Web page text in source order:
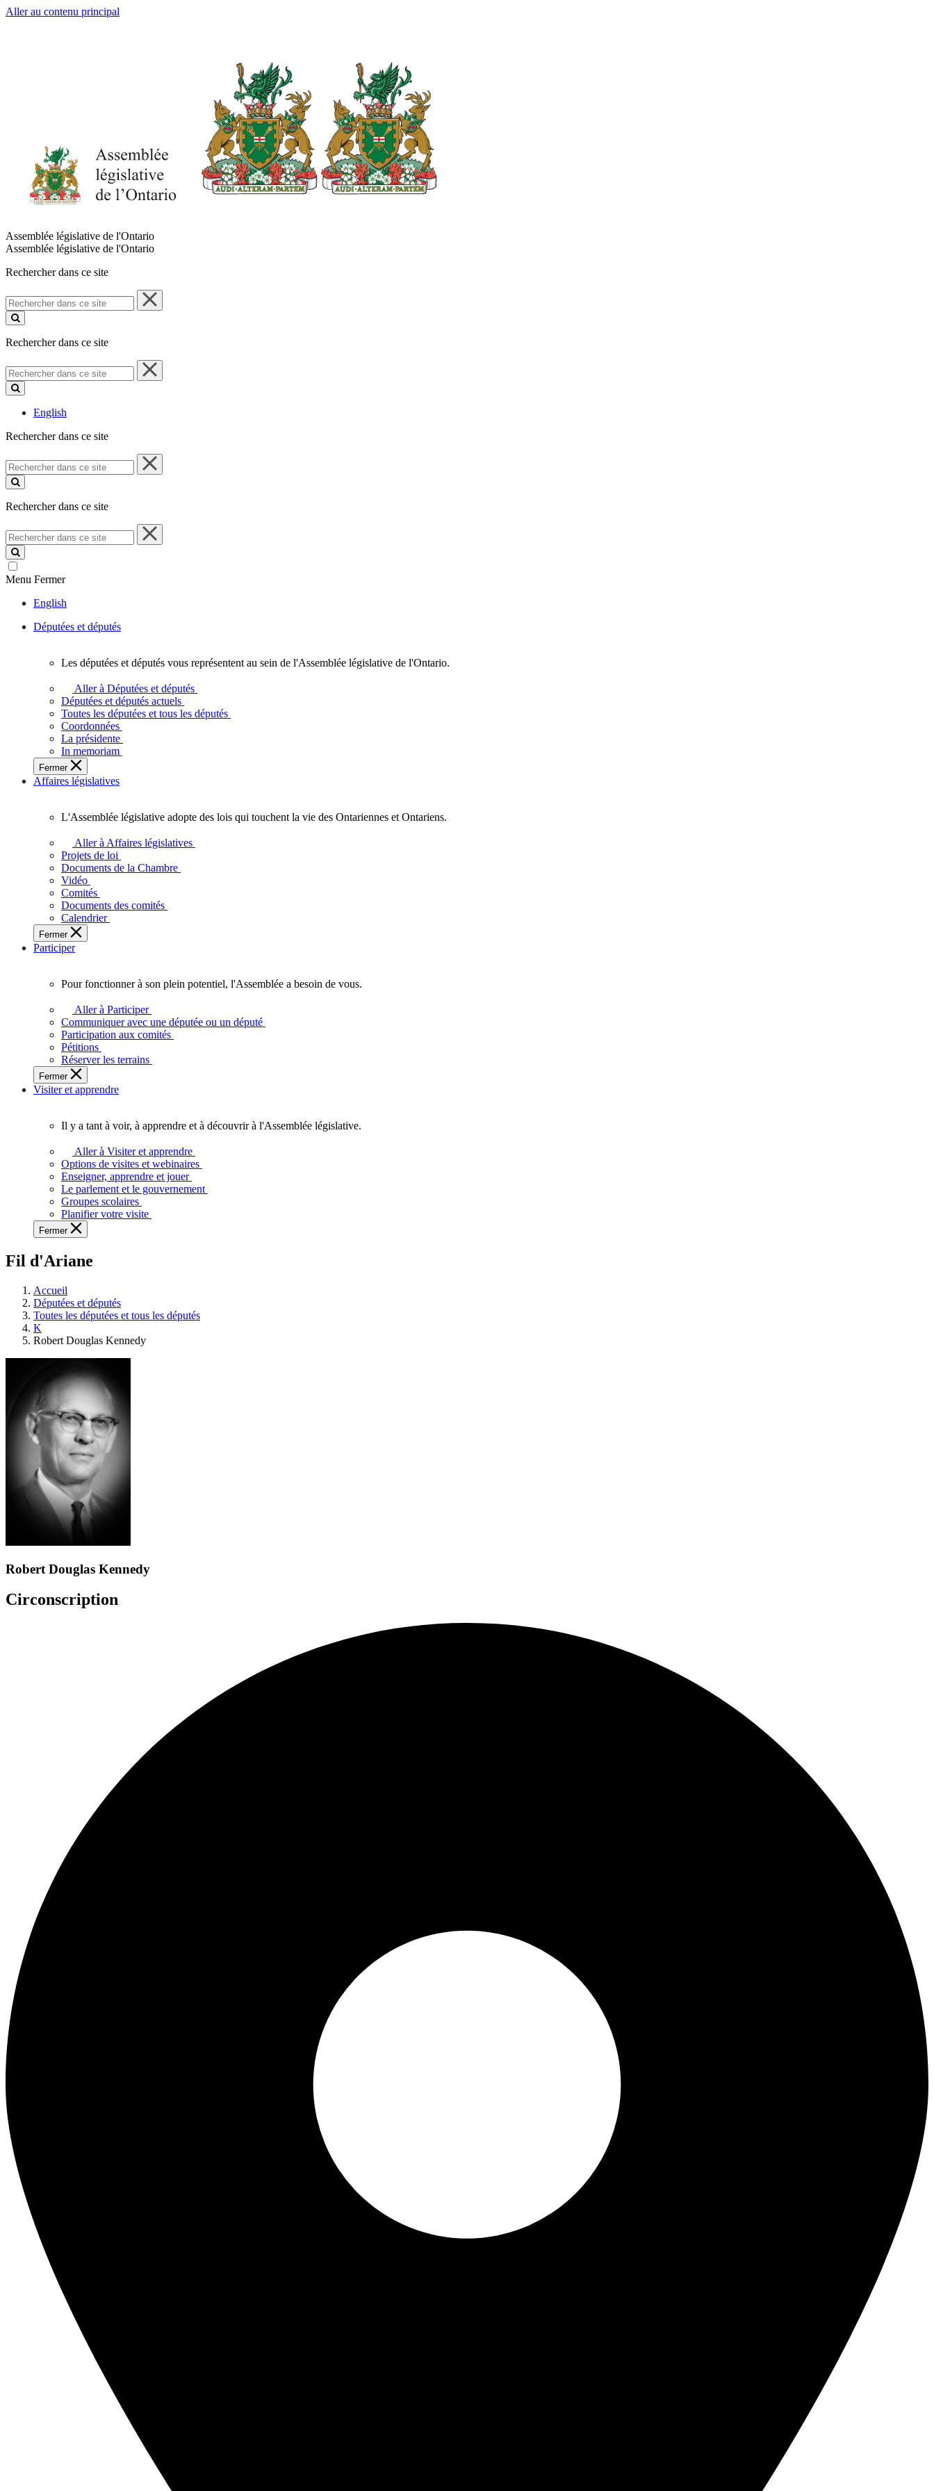
Aller au contenu principal
Assemblée législative de l'Ontario
Assemblée législative de l'Ontario
Rechercher dans ce site
Rechercher
dans
ce
Rechercher dans ce site
Rechercher
dans
ce
English
Rechercher dans ce site
Rechercher
dans
ce
Rechercher dans ce site
Rechercher
dans
ce
site
Menu Fermer
English
Députées et députés
députées
députés
vous
représentent
sein
de
l'Assemblée
l'Ontario.
Les députées et députés vous représentent au sein de l'Assemblée législative de l'Ontario.
Aller à Députées et députés
Députées et députés actuels
Toutes les députées et tous les députés
Coordonnées
La présidente
In memoriam
Fermer
Affaires législatives
législative
adopte
touchent
vie
des
Ontariennes
Ontariens.
L'Assemblée législative adopte des lois qui touchent la vie des Ontariennes et Ontariens.
Aller à Affaires législatives
Projets de loi
Documents de la Chambre
Vidéo
Comités
Documents des comités
Calendrier
Fermer
Participer
fonctionner
plein
potentiel,
l'Assemblée
a
besoin
Pour fonctionner à son plein potentiel, l'Assemblée a besoin de vous.
Aller à Participer
Communiquer avec une députée ou un député
Participation aux comités
Pétitions
Réserver les terrains
Fermer
Visiter et apprendre
voir,
apprendre
et
découvrir
l'Assemblée
législative.
Il y a tant à voir, à apprendre et à découvrir à l'Assemblée législative.
Aller à Visiter et apprendre
Options de visites et webinaires
Enseigner, apprendre et jouer
Le parlement et le gouvernement
Groupes scolaires
Planifier votre visite
Fermer
Fil d'Ariane
Accueil
Députées et députés
Toutes les députées et tous les députés
K
Robert Douglas Kennedy
Robert Douglas Kennedy
Circonscription